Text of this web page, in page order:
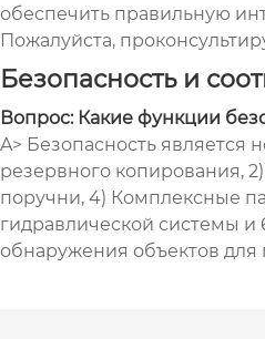
обеспечить правильную
Пожалуйста,
Безопасность и
Вопрос: Какие функции
A> Безопасность
резервного копирования,
поручни, 4) Комплексные
гидравлической системы
обнаружения объектов